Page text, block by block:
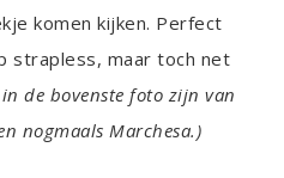
komen kijken. Perfect
strapless, maar toch net
de bovenste foto zijn van
nogmaals Marchesa.)